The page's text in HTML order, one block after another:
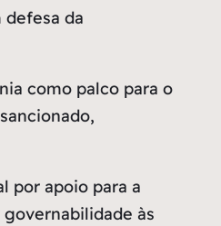
da
como palco para o
por apoio para a
às